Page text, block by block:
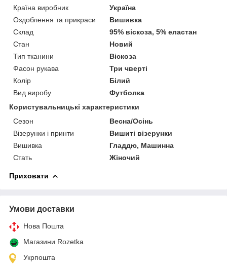
Країна виробник
Україна
Оздоблення та прикраси
Вишивка
Склад
95% віскоза, 5% еластан
Стан
Новий
Тип тканини
Віскоза
Фасон рукава
Три чверті
Колір
Білий
Вид виробу
Футболка
Користувальницькі характеристики
Сезон
Весна/Осінь
Візерунки і принти
Вишиті візерунки
Вишивка
Гладдю, Машинна
Стать
Жіночий
Приховати
Умови доставки
Нова Пошта
Магазини Rozetka
Укрпошта